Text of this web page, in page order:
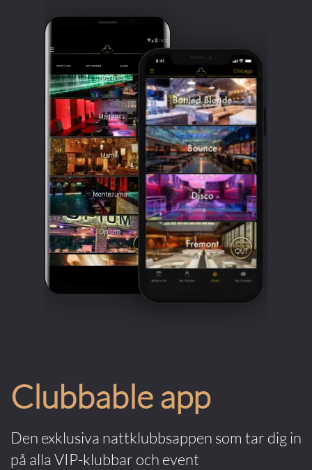
Clubbable
sociala
konton
Clubbable app
Den exklusiva nattklubbsappen som tar dig in
på alla VIP-klubbar och event